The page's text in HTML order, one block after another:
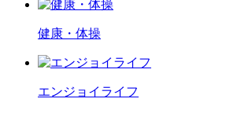
健康・体操
エンジョイライフ